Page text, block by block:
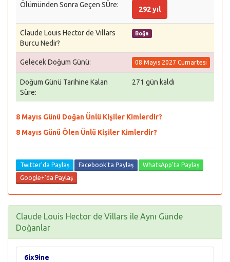
Ölümünden Sonra Geçen SÜre:
292 yıl
Claude Louis Hector de Villars
Burcu Nedir?
Boğa
Gelecek Doğum Günü: 08 Mayıs 2027 Cumartesi
Doğum Günü Tarihine Kalan
Süre:
271 gün kaldı
8 Mayıs Günü Doğan Ünlü Kişiler Kimlerdir?
8 Mayıs Günü Ölen Ünlü Kişiler Kimlerdir?
Twitter'da Paylaş Facebook'ta Paylaş
WhatsApp'ta Paylaş
Google+'da Paylaş
Claude Louis Hector de Villars ile Aynı Günde
Doğanlar
6ix9ine